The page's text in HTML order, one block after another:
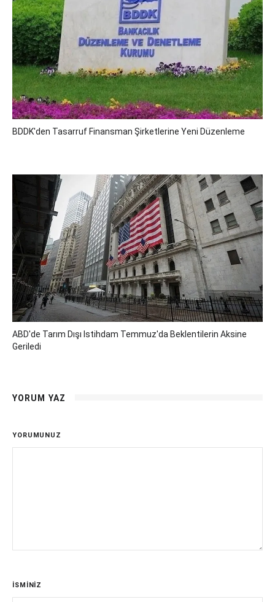
BDDK'den Tasarruf Finansman Şirketlerine Yeni Düzenleme
ABD'de Tarım Dışı Istihdam Temmuz'da Beklentilerin Aksine
Geriledi
YORUM YAZ
YORUMUNUZ
İSMİNİZ